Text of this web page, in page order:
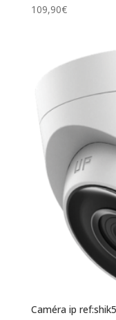
109,90€
Caméra ip